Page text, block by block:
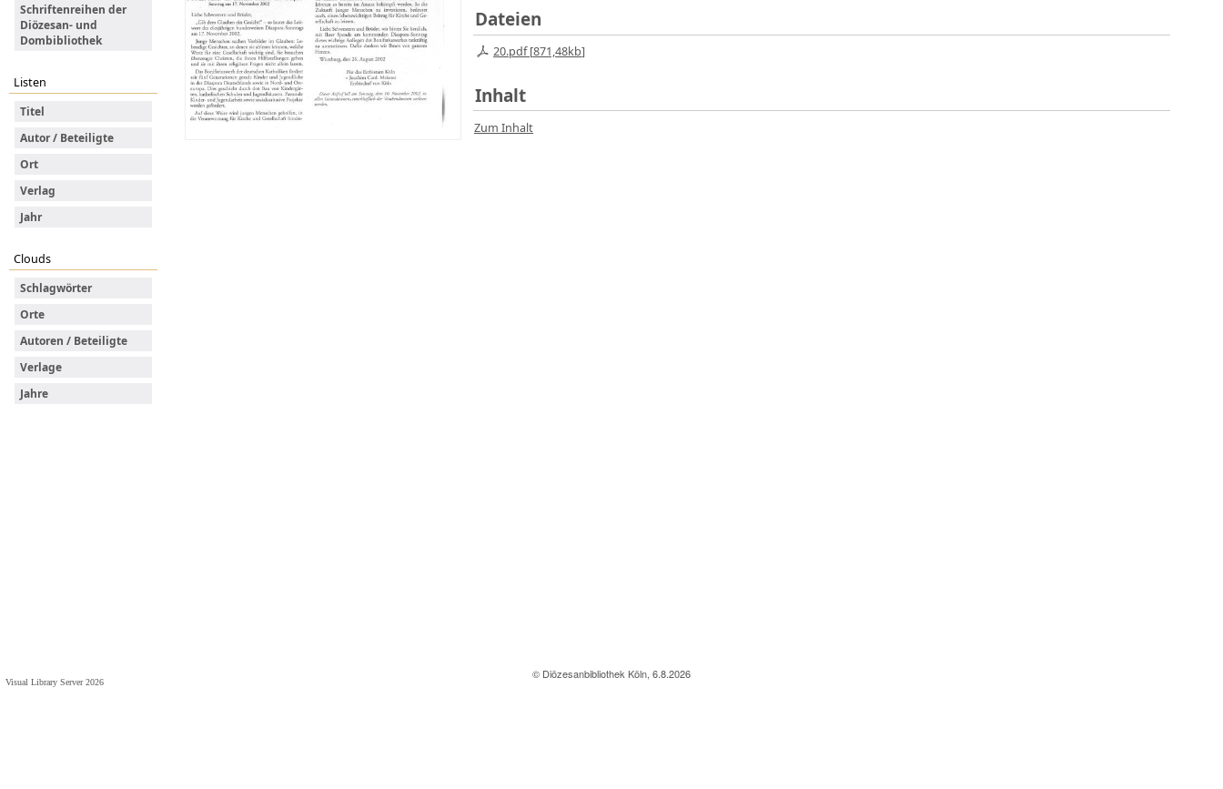
© Diözesanbibliothek Köln, 6.8.2026
Visual Library Server 2026
Schriftenreihen der
Diözesan- und
Dombibliothek
Listen
Titel
Autor / Beteiligte
Ort
Verlag
Jahr
Clouds
Schlagwörter
Orte
Autoren / Beteiligte
Verlage
Jahre
Dateien
20.pdf [871,48kb]
Inhalt
Zum Inhalt